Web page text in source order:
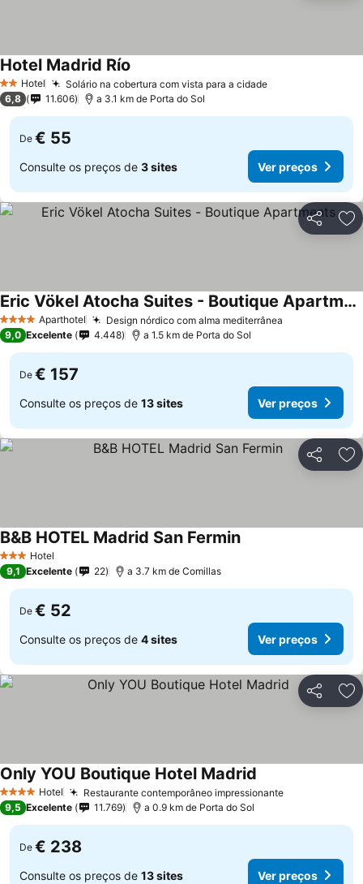
2 Estrelas
Hotel Solário na cobertura com vista para a cidade
Hotel Madrid Río
6,8 11.606 a 3.1 km de Porta do Sol
De € 55
Consulte os preços de 3 sites Ver preços
Partilhar
4 EstrelasAparthotel Design nórdico com alma mediterrânea
Eric Vökel Atocha Suites - Boutique Apartments
9,0 Excelente 4.448 a 1.5 km de Porta do Sol
De € 157
Consulte os preços de 13 sites Ver preços
Partilhar
3 EstrelasHotel
B&B HOTEL Madrid San Fermin
9,1 Excelente 22 a 3.7 km de Comillas
De € 52
Consulte os preços de 4 sites Ver preços
Partilhar
4 EstrelasHotel Restaurante contemporâneo impressionante
Only YOU Boutique Hotel Madrid
9,5 Excelente 11.769 a 0.9 km de Porta do Sol
De € 238
Consulte os preços de 13 sites Ver preços